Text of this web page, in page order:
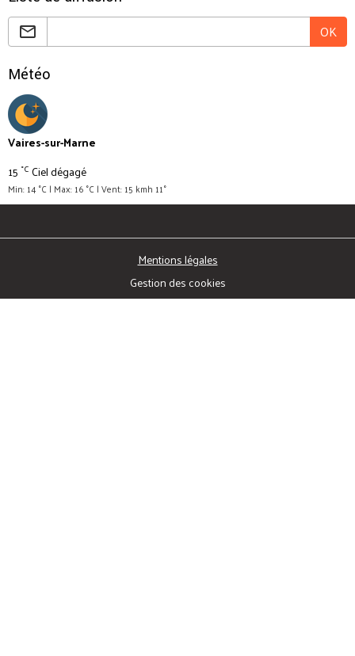
OK
Météo
Vaires-sur-Marne
15 °C Ciel dégagé
Min: 14 °C | Max: 16 °C | Vent: 15 kmh 11°
Mentions légales
Gestion des cookies